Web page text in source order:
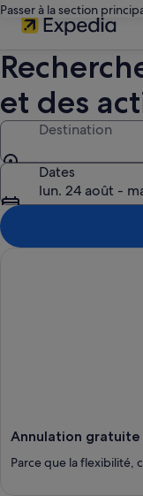
Passer à la section
et des
Destination
Dates
lun. 24 août -
Annulation gratuite
Parce que la flexibilité,